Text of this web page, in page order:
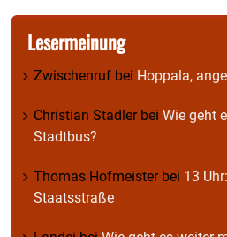
Lesermeinung
Zwischenruf bei Hoppala,
Christian Stadlerbei Wie geht
Stadtbus?
Thomas Hofmeisterbei 13
Staatsstraße